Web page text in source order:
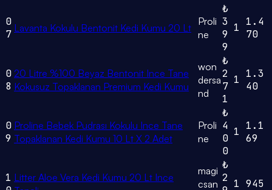
0
7 Lavanta Kokulu Bentonit Kedi Kumu 20 Lt
Proli
ne
₺
3
9
9
1
1.4
70
0
8
20 Litre %100 Beyaz Bentonit Ince Tane
Kokusuz Topaklanan Premium Kedi Kumu
won
dersa
nd
₺
2
7
1
1
1.3
40
0
9
Proline Bebek Pudrası Kokulu Ince Tane
Topaklanan Kedi Kumu 10 Lt X 2 Adet
Proli
ne
₺
4
0
0
1
1.1
69
1 Litter Aloe Vera Kedi Kumu 20 Lt Ince
magi
csan
₺
2 1 945